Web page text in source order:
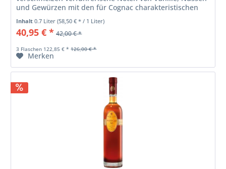
und Gewürzen mit den für Cognac charakteristischen
Inhalt0.7 Liter(58,50 € * / 1 Liter)
40,95 € * 42,00 € *
3 Flaschen 122,85 € * 126,00 € *
Merken